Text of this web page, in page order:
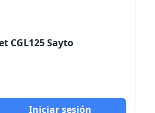
CGL125 Sayto
Iniciar sesión